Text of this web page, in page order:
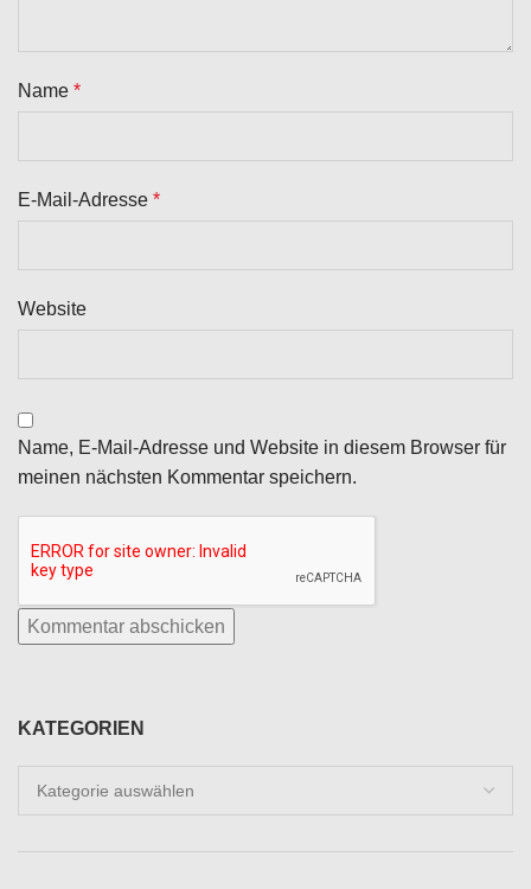
Name *
E-Mail-Adresse *
Website
Name, E-Mail-Adresse und Website in diesem Browser für
meinen nächsten Kommentar speichern.
KATEGORIEN
Kategorien